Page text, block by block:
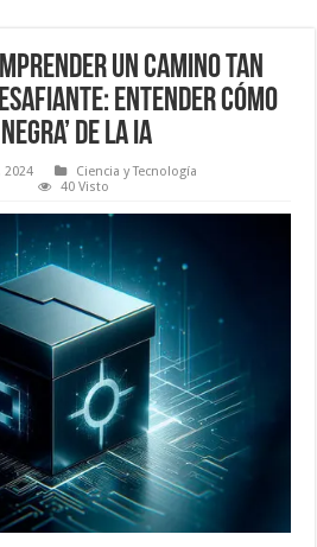
un camino tan
entender cómo
de la IA
2024
Ciencia y Tecnología
emprender
un
camino
ambicioso
desafiante:
entender
negra’
IA
40 Visto